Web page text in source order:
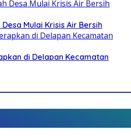
Mulai Krisis Air Bersih
di Delapan Kecamatan